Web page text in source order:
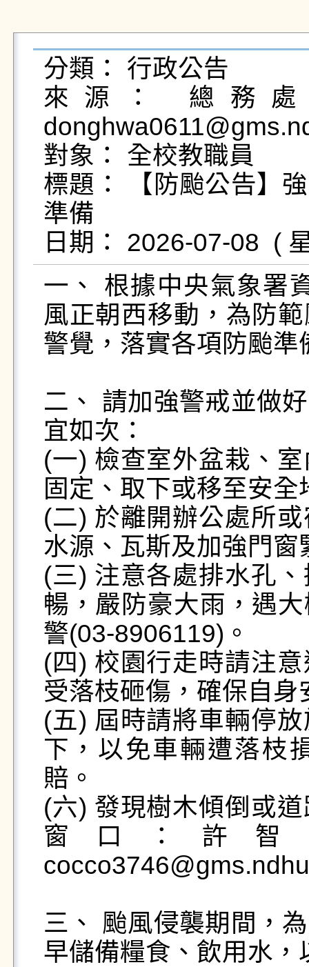
分類： 行政公告
來源： 總務
對象： 全校教職員
標題： 【防颱公告】
準備
一、 根據中央氣象署
風正朝西移動，為防
警覺，落實各項防颱準
二、 請加強警戒並做
宜如次：
(一) 檢查室外盆栽、
固定、取下或移至安全
(二) 於離開辦公處所
水源、瓦斯及加強門窗
(三) 注意各處排水孔
暢，嚴防豪大雨，遇
警(03-8906119)。
(四) 校園行走時請注
受落枝砸傷，確保自身
(五) 屆時請將車輛停
下，以免車輛遭落枝
賠。
(六) 發現樹木傾倒或
窗口：許智
三、 颱風侵襲期間，
早儲備糧食、飲用水，